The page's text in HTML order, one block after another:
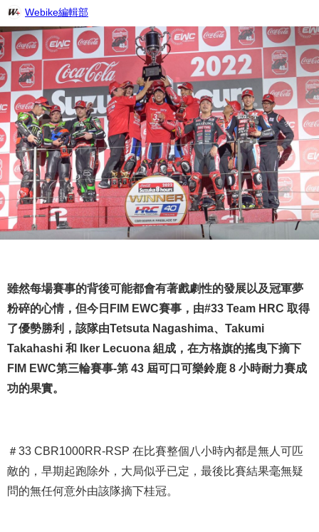
Webike編輯部
雖然每場賽事的背後可能都會有著戲劇性的發展以及冠軍夢
粉碎的心情，但今日FIM EWC賽事，由#33 Team HRC 取得
了優勢勝利，該隊由Tetsuta Nagashima、Takumi
Takahashi 和 Iker Lecuona 組成，在方格旗的搖曳下摘下
FIM EWC第三輪賽事-第 43 屆可口可樂鈴鹿 8 小時耐力賽成
功的果實。
＃33 CBR1000RR-RSP 在比賽整個八小時內都是無人可匹
敵的，早期起跑除外，大局似乎已定，最後比賽結果毫無疑
問的無任何意外由該隊摘下桂冠。